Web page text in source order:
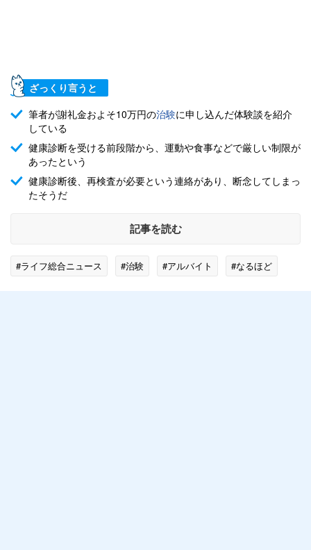
ざっくり言うと
筆者が謝礼金およそ10万円の治験に申し込んだ体験談を紹介
している
健康診断を受ける前段階から、運動や食事などで厳しい制限が
あったという
健康診断後、再検査が必要という連絡があり、断念してしまっ
たそうだ
記事を読む
#ライフ総合ニュース #治験 #アルバイト #なるほど